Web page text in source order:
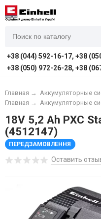
+38 (044) 592-16-17, +38
+38 (050) 972-26-28, +38
Главная →
Аккумуляторные
Аккумуляторные
Главная →
18V 5,2 Ah PXC
(4512147)
ПЕРЕДЗАМОВЛЕННЯ
Оставить